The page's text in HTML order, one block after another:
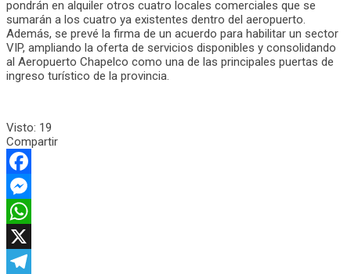
pondrán en alquiler otros cuatro locales comerciales que se
sumarán a los cuatro ya existentes dentro del aeropuerto.
Además, se prevé la firma de un acuerdo para habilitar un sector
VIP, ampliando la oferta de servicios disponibles y consolidando
al Aeropuerto Chapelco como una de las principales puertas de
ingreso turístico de la provincia.
Visto: 19
Compartir
Facebook
Messenger
WhatsApp
X